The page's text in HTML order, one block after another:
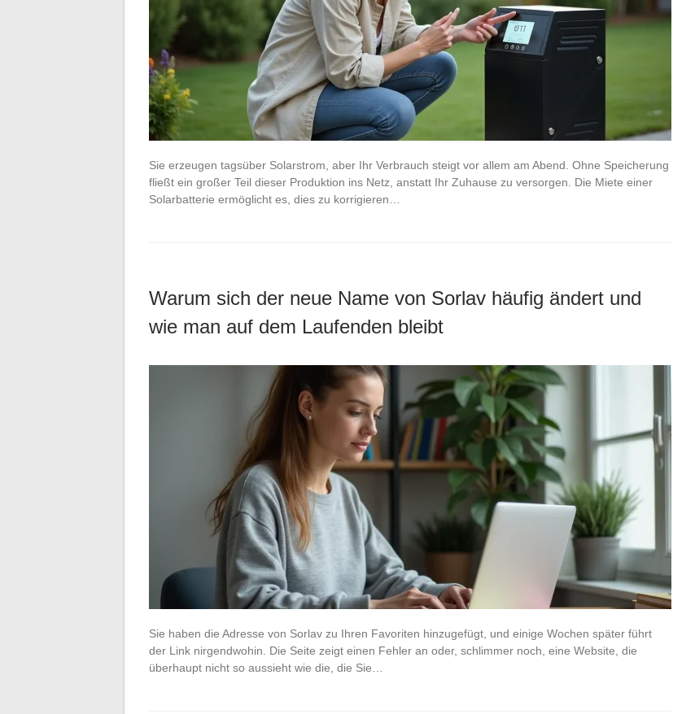
Sie erzeugen tagsüber Solarstrom, aber Ihr Verbrauch steigt vor allem am Abend. Ohne Speicherung
fließt ein großer Teil dieser Produktion ins Netz, anstatt Ihr Zuhause zu versorgen. Die Miete einer
Solarbatterie ermöglicht es, dies zu korrigieren…
Warum sich der neue Name von Sorlav häufig ändert und
wie man auf dem Laufenden bleibt
Sie haben die Adresse von Sorlav zu Ihren Favoriten hinzugefügt, und einige Wochen später führt
der Link nirgendwohin. Die Seite zeigt einen Fehler an oder, schlimmer noch, eine Website, die
überhaupt nicht so aussieht wie die, die Sie…